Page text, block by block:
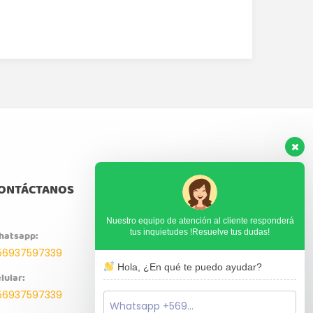
Nuestro equipo de atención al cliente responderá
tus inquietudes !Resuelve tus dudas!
Hola, ¿En qué te puedo ayudar?